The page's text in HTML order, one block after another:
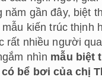
năm gần đây, biệt
kiến trúc thịnh
rất nhiều người
nhìn mẫu biệt
bể bơi của chị